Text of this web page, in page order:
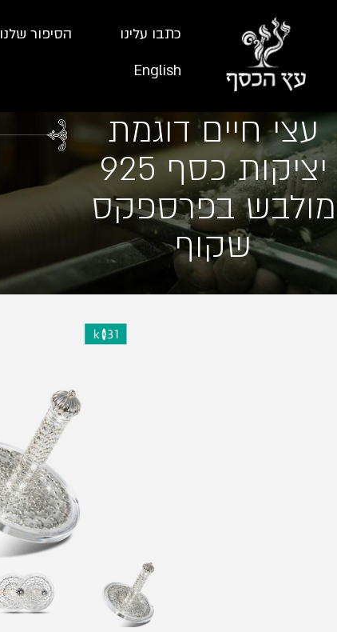
כתבו עלינו הסיפור שלנו
English
עצי חיים דוגמת
יציקות כסף 925
מולבש בפרספקס
שקוף